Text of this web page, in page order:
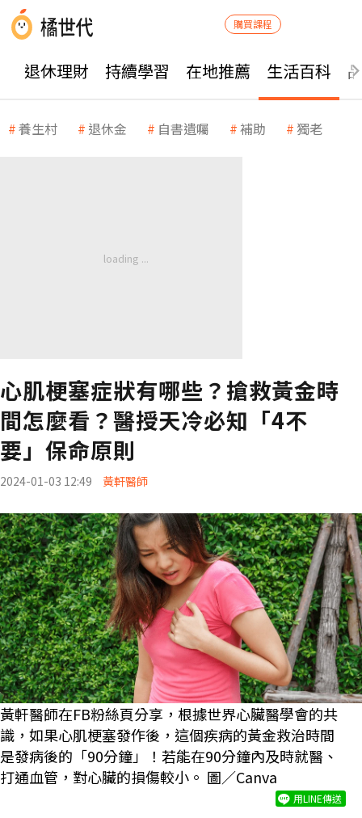
購買課程
退休理財 持續學習 在地推薦 生活百科
養生村 退休金 自書遺囑 補助 獨老
心肌梗塞症狀有哪些？搶救黃金時
間怎麼看？醫授天冷必知「4不
要」保命原則
2024-01-03 12:49 黃軒醫師
黃軒醫師在FB粉絲頁分享，根據世界心臟醫學會的共
識，如果心肌梗塞發作後，這個疾病的黃金救治時間
是發病後的「90分鐘」！若能在90分鐘內及時就醫、
打通血管，對心臟的損傷較小。 圖／Canva
用LINE傳送